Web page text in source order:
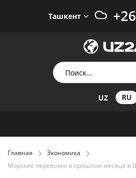
Ташкент +26
UZ RU
Главная
Экономика
Морские перевозки в прошлом месяце в